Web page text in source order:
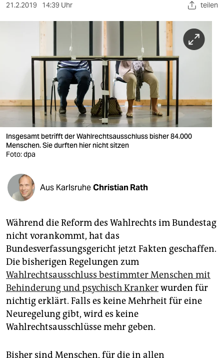
sport
wahrheit
verlag
veranstaltungen
shop
fragen & hilfe
unterstützen
genossenschaft
epaper login
21.2.2019 14:39 Uhr teilen
Insgesamt betrifft der Wahlrechtsausschluss bisher 84.000
Menschen. Sie durften hier nicht sitzen
Foto: dpa
Aus KarlsruheChristian Rath
Während die Reform des Wahlrechts im Bundestag
nicht vorankommt, hat das
Bundesverfassungsgericht jetzt Fakten geschaffen.
Die bisherigen Regelungen zum
Wahlrechtsausschluss bestimmter Menschen mit
Behinderung und psychisch Krankerwurden für
nichtig erklärt. Falls es keine Mehrheit für eine
Neuregelung gibt, wird es keine
Wahlrechtsausschlüsse mehr geben.
Bisher sind Menschen, für die in allen